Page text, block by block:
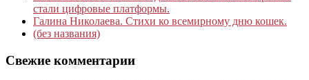
стали цифровые платформы.
Галина Николаева. Стихи ко всемирному дню кошек.
(без названия)
Свежие комментарии